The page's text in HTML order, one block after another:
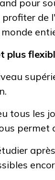
pour
de
plus
tous les
permet